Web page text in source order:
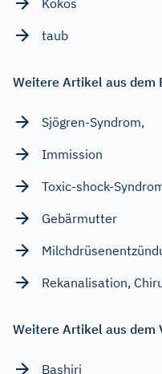
taub
Weitere Artikel aus dem
Sjögren-Syndrom,
Immission
Toxic-shock-
Gebärmutter
Rekanalisation,
Weitere Artikel aus dem
Bashiri